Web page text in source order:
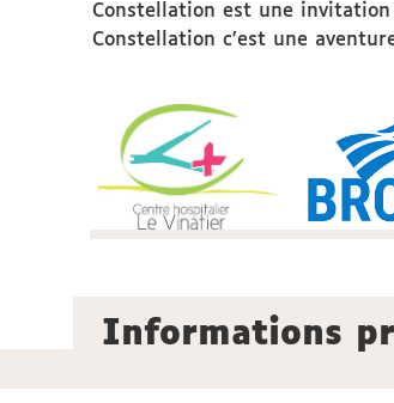
Constellation est une invitation
Constellation c’est une
Informations